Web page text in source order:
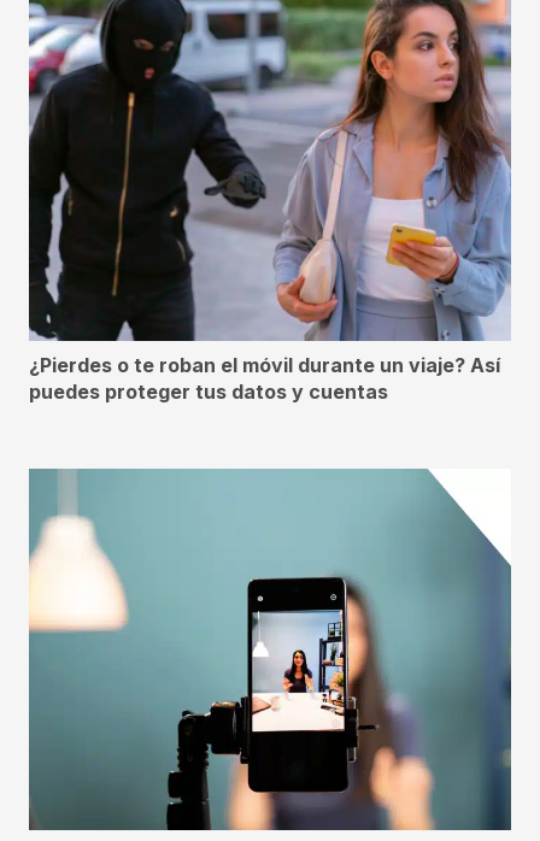
¿Pierdes o te roban el móvil durante un viaje? Así
puedes proteger tus datos y cuentas